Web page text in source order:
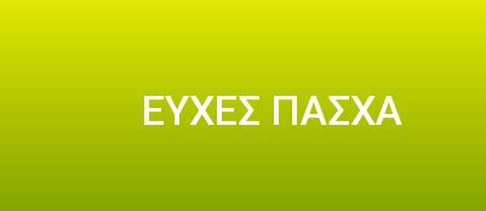
ΕΥΧΕΣ ΠΑΣΧΑ